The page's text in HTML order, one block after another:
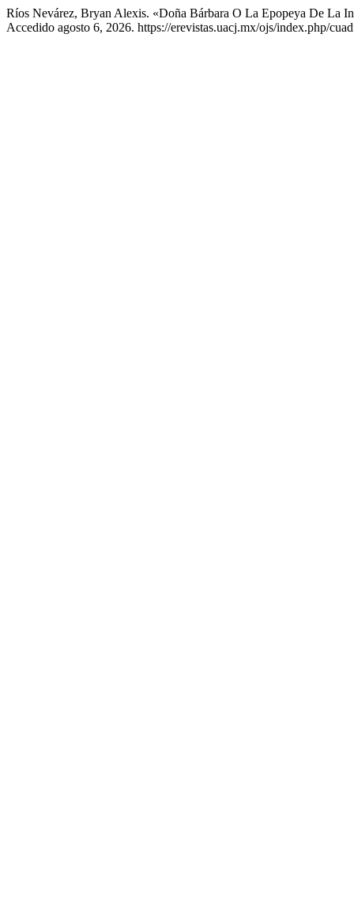
Ríos Nevárez, Bryan Alexis. «Doña Bárbara O La Epopeya De La
Accedido agosto 6, 2026. https://erevistas.uacj.mx/ojs/index.php/